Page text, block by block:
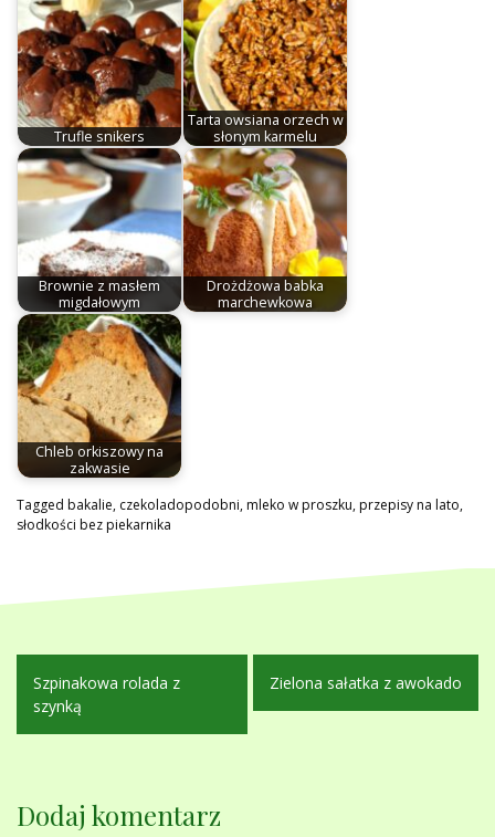
Trufle snikers
Tarta owsiana orzech w
słonym karmelu
Brownie z masłem
migdałowym
Drożdżowa babka
marchewkowa
Chleb orkiszowy na
zakwasie
Tagged bakalie, czekoladopodobni,mleko w proszku,przepisy na lato,
słodkości bez piekarnika
Nawigacja
wpisu
Szpinakowa rolada z
szynką
Zielona sałatka z awokado
Dodaj komentarz